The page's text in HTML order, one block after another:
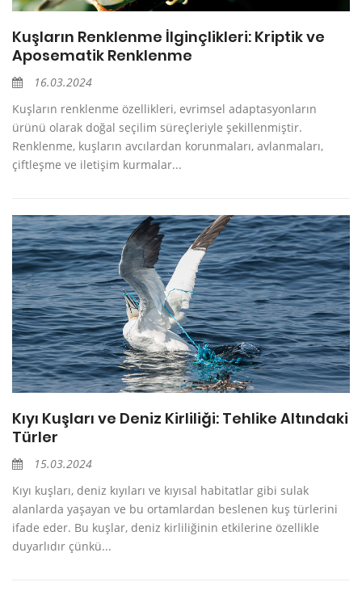
Kuşların Renklenme İlginçlikleri: Kriptik ve
Aposematik Renklenme
16.03.2024
Kuşların renklenme özellikleri, evrimsel adaptasyonların
ürünü olarak doğal seçilim süreçleriyle şekillenmiştir.
Renklenme, kuşların avcılardan korunmaları, avlanmaları,
çiftleşme ve iletişim kurmalar...
Kıyı Kuşları ve Deniz Kirliliği: Tehlike Altındaki
Türler
15.03.2024
Kıyı kuşları, deniz kıyıları ve kıyısal habitatlar gibi sulak
alanlarda yaşayan ve bu ortamlardan beslenen kuş türlerini
ifade eder. Bu kuşlar, deniz kirliliğinin etkilerine özellikle
duyarlıdır çünkü...